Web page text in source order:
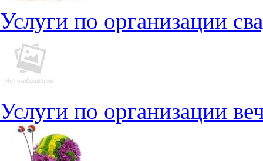
Услуги по организации
Услуги по организации